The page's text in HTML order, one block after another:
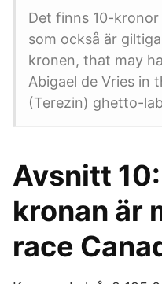
Det finns 10-kronor
som också är
kronen, that may
Abigael de Vries in
(Terezin) ghetto-
Avsnitt
kronan är
race